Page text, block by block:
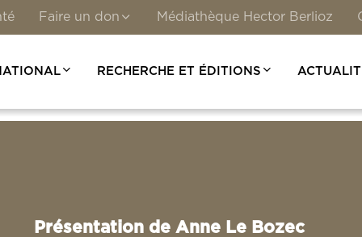
Faire un don Médiathèque Hector Berlioz
RECHERCHE ET ÉDITIONS
Présentation de Anne Le Bozec